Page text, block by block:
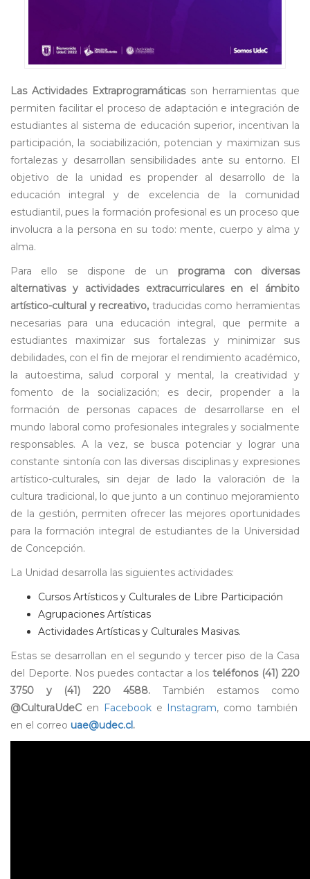
Las Actividades Extraprogramáticasson herramientas que
permiten facilitar el proceso de adaptación e integración de
estudiantes al sistema de educación superior, incentivan la
participación, la sociabilización, potencian y maximizan sus
fortalezas y desarrollan sensibilidades ante su entorno. El
objetivo de la unidad es propender al desarrollo de la
educación integral y de excelencia de la comunidad
estudiantil, pues la formación profesional es un proceso que
involucra a la persona en su todo: mente, cuerpo y alma y
alma.
Para ello se dispone de un programa con diversas
alternativas y actividades extracurriculares en el ámbito
artístico-cultural y recreativo, traducidas como herramientas
necesarias para una educación integral, que permite a
estudiantes maximizar sus fortalezas y minimizar sus
debilidades, con el fin de mejorar el rendimiento académico,
la autoestima, salud corporal y mental, la creatividad y
fomento de la socialización; es decir, propender a la
formación de personas capaces de desarrollarse en el
mundo laboral como profesionales integrales y socialmente
responsables. A la vez, se busca potenciar y lograr una
constante sintonía con las diversas disciplinas y expresiones
artístico-culturales, sin dejar de lado la valoración de la
cultura tradicional, lo que junto a un continuo mejoramiento
de la gestión, permiten ofrecer las mejores oportunidades
para la formación integral de estudiantes de la Universidad
de Concepción.
La Unidad desarrolla las siguientes actividades:
Cursos Artísticos y Culturales de Libre Participación
Agrupaciones Artísticas
Actividades Artísticas y Culturales Masivas.
Estas se desarrollan en el segundo y tercer piso de la Casa
del Deporte. Nos puedes contactar a los teléfonos (41) 220
3750 y (41) 220 4588. También estamos como
@CulturaUdeC en Facebooke Instagram, como también
en el correo uae@udec.cl.